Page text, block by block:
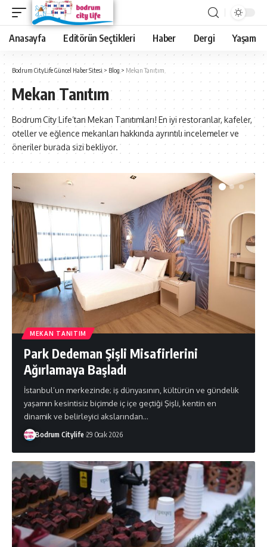
Anasayfa Editörün Seçtikleri Haber Dergi Yaşam
Bodrum CityLife Güncel Haber Sitesi > Blog > Mekan Tanıtım
Mekan Tanıtım
Bodrum City Life’tan Mekan Tanıtımları! En iyi restoranlar, kafeler,
oteller ve eğlence mekanları hakkında ayrıntılı incelemeler ve
öneriler burada sizi bekliyor.
MEKAN TANITIM
Park Dedeman Şişli Misafirlerini
Ağırlamaya Başladı
İstanbul’un merkezinde; iş dünyasının, kültürün ve gündelik
yaşamın kesintisiz biçimde iç içe geçtiği Şişli, kentin en
dinamik ve belirleyici akslarından…
Bodrum Citylife 29 Ocak 2026